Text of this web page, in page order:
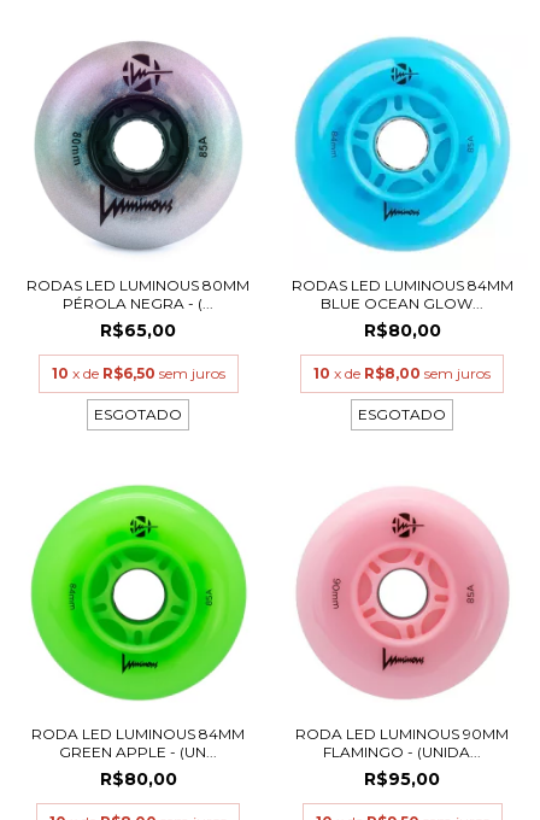
RODAS LED LUMINOUS 80MM
PÉROLA NEGRA - (...
R$65,00
10 x de R$6,50 sem juros
ESGOTADO
RODAS LED LUMINOUS 84MM
BLUE OCEAN GLOW...
R$80,00
10 x de R$8,00 sem juros
ESGOTADO
RODA LED LUMINOUS 84MM
GREEN APPLE - (UN...
R$80,00
RODA LED LUMINOUS 90MM
FLAMINGO - (UNIDA...
R$95,00